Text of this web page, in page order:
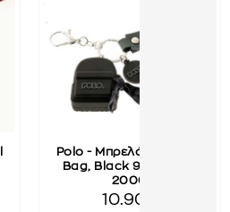
Polo - Μπρελόκ Original
Bag, Black 9-27-005-
2000
10.90€